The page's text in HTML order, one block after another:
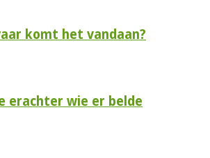
komt het vandaan?
erachter wie er belde